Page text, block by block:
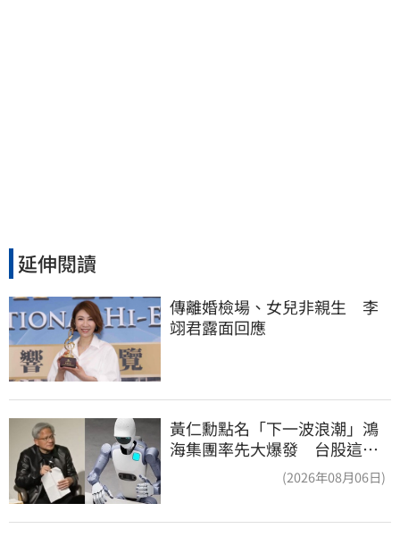
延伸閱讀
傳離婚檢場、女兒非親生　李
翊君露面回應
黃仁勳點名「下一波浪潮」鴻
海集團率先大爆發 台股這族
(2026年08月06日)